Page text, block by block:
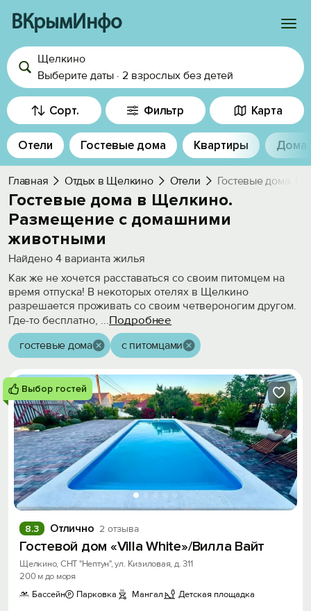
ВКрымИнфо
Войти
Избранное
История просмотра
Добавить свой объект
Щелкино
Выберите даты · 2 взрослых без детей
Сорт. Фильтр Карта
Отели Гостевые дома Квартиры Дома
Главная Отдых в Щелкино Отели Гостевые дома. С
Гостевые дома в Щелкино.
Размещение с домашними
животными
Найдено 4 варианта жилья
Как же не хочется расставаться со своим питомцем на
время отпуска! В некоторых отелях в Щелкино
разрешается проживать со своим четвероногим другом.
Где-то бесплатно, ...Подробнее
гостевые дома с питомцами
Выбор гостей
Отлично 2 отзыва
8.3
Гостевой дом «Villa White»/Вилла Вайт
Щелкино, СНТ "Нептун", ул. Кизиловая, д. 311
200 м до моря
Бассейн
Парковка Мангал Детская площадка